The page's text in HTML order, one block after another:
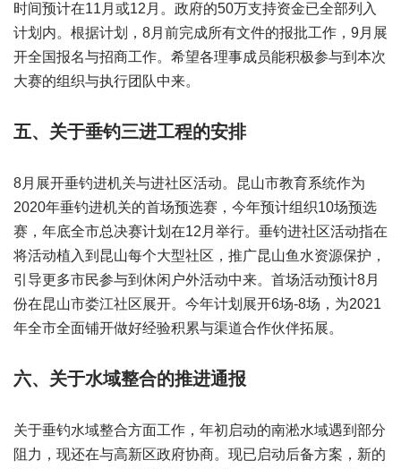
时间预计在11月或12月。政府的50万支持资金已全部列入
计划内。根据计划，8月前完成所有文件的报批工作，9月展
开全国报名与招商工作。希望各理事成员能积极参与到本次
大赛的组织与执行团队中来。
五、关于垂钓三进工程的安排
8月展开垂钓进机关与进社区活动。昆山市教育系统作为
2020年垂钓进机关的首场预选赛，今年预计组织10场预选
赛，年底全市总决赛计划在12月举行。垂钓进社区活动指在
将活动植入到昆山每个大型社区，推广昆山鱼水资源保护，
引导更多市民参与到休闲户外活动中来。首场活动预计8月
份在昆山市娄江社区展开。今年计划展开6场-8场，为2021
年全市全面铺开做好经验积累与渠道合作伙伴拓展。
六、关于水域整合的推进通报
关于垂钓水域整合方面工作，年初启动的南淞水域遇到部分
阻力，现还在与高新区政府协商。现已启动后备方案，新的